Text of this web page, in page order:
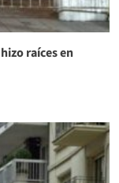
raíces en